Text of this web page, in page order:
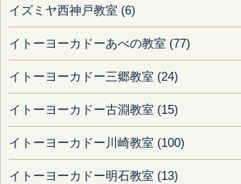
イズミヤ西神戸教室 (6)
イトーヨーカドーあべの教室 (77)
イトーヨーカドー三郷教室 (24)
イトーヨーカドー古淵教室 (15)
イトーヨーカドー川崎教室 (100)
イトーヨーカドー明石教室 (13)